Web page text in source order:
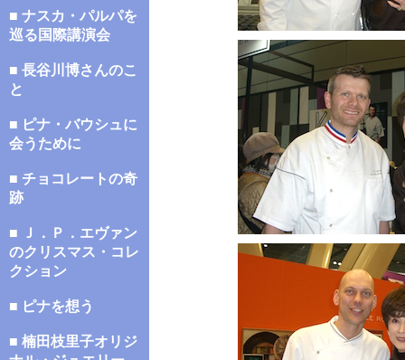
■ ナスカ・パルパを
巡る国際講演会
■ 長谷川博さんのこ
と
■ ピナ・バウシュに
会うために
■ チョコレートの奇
跡
■ Ｊ．Ｐ．エヴァン
のクリスマス・コレ
クション
■ ピナを想う
■ 楠田枝里子オリジ